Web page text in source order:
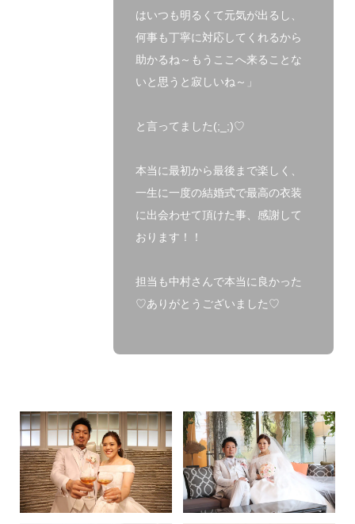
はいつも明るくて元気が出るし、
何事も丁寧に対応してくれるから
助かるね～もうここへ来ることな
いと思うと寂しいね～」
と言ってました(;_;)♡
本当に最初から最後まで楽しく、
一生に一度の結婚式で最高の衣装
に出会わせて頂けた事、感謝して
おります！！
担当も中村さんで本当に良かった
♡ありがとうございました♡